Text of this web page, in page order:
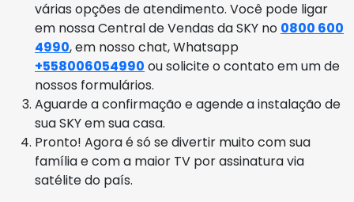
várias opções de atendimento. Você pode ligar
em nossa Central de Vendas da SKY no 0800 600
4990, em nosso chat, Whatsapp
+558006054990 ou solicite o contato em um de
nossos formulários.
Aguarde a confirmação e agende a instalação de
sua SKY em sua casa.
Pronto! Agora é só se divertir muito com sua
família e com a maior TV por assinatura via
satélite do país.